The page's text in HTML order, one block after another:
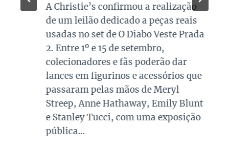
A Christie’s confirmou a realização
de um leilão dedicado a peças reais
usadas no set de O Diabo Veste Prada
2. Entre 1º e 15 de setembro,
colecionadores e fãs poderão dar
lances em figurinos e acessórios que
passaram pelas mãos de Meryl
Streep, Anne Hathaway, Emily Blunt
e Stanley Tucci, com uma exposição
pública…